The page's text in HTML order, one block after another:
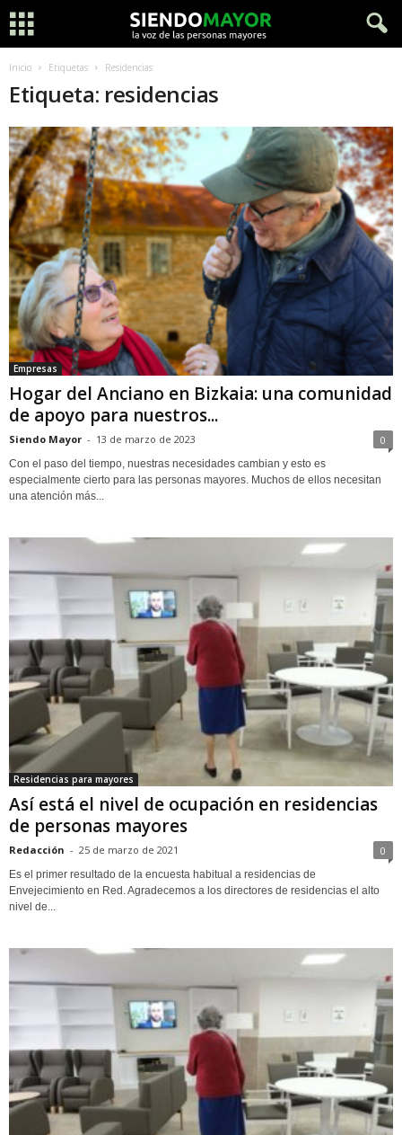
Inicio Etiquetas Residencias
Etiqueta: residencias
Empresas
Hogar del Anciano en Bizkaia: una comunidad
de apoyo para nuestros...
Siendo Mayor - 13 de marzo de 2023 0
Con el paso del tiempo, nuestras necesidades cambian y esto es
especialmente cierto para las personas mayores. Muchos de ellos necesitan
una atención más...
Residencias para mayores
Así está el nivel de ocupación en residencias
de personas mayores
Redacción - 25 de marzo de 2021 0
Es el primer resultado de la encuesta habitual a residencias de
Envejecimiento en Red. Agradecemos a los directores de residencias el alto
nivel de...